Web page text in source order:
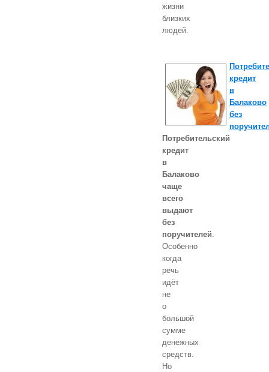
жизни
близких
людей.
кредит
в
Балаково
без
Потребительский
кредит
в
Балаково
чаще
всего
выдают
без
поручителей.
Особенно
когда
речь
идёт
не
о
большой
сумме
денежных
средств.
Но